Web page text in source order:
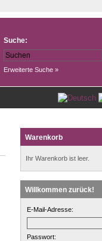
Suche:
Erweiterte Suche »
Warenkorb
Ihr Warenkorb ist leer.
Willkommen zurück!
E-Mail-Adresse:
Passwort: